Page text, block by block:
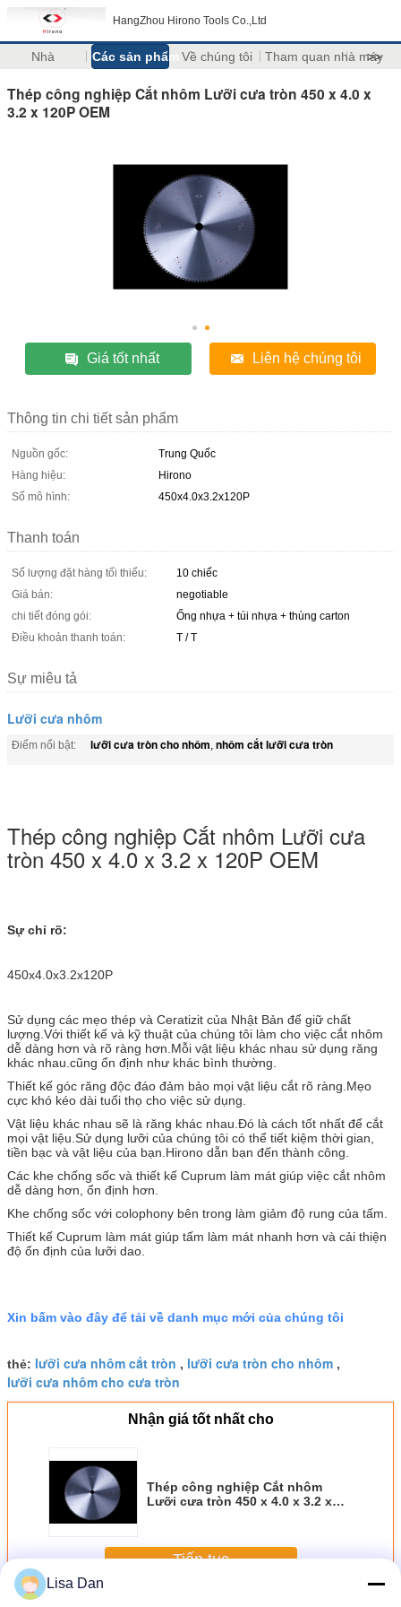
HangZhou Hirono Tools Co.,Ltd
Nhà Các sản phẩm Về chúng tôi Tham quan nhà máy
>>
Thép công nghiệp Cắt nhôm Lưỡi cưa tròn 450 x 4.0 x
3.2 x 120P OEM
Giá tốt nhất Liên hệ chúng tôi
Thông tin chi tiết sản phẩm
Nguồn gốc:
Trung Quốc
Hàng hiệu:
Hirono
Số mô hình:
450x4.0x3.2x120P
Thanh toán
Số lượng đặt hàng tối thiểu:
10 chiếc
Giá bán:
negotiable
chi tiết đóng gói:
Ống nhựa + túi nhựa + thùng carton
Điều khoản thanh toán:
T / T
Sự miêu tả
Lưỡi cưa nhôm
Điểm nổi bật: lưỡi cưa tròn cho nhôm, nhôm cắt lưỡi cưa tròn
Thép công nghiệp Cắt nhôm Lưỡi cưa
tròn 450 x 4.0 x 3.2 x 120P OEM
Sự chỉ rõ:
450x4.0x3.2x120P
Sử dụng các mẹo thép và Ceratizit của Nhật Bản để giữ chất
lượng.Với thiết kế và kỹ thuật của chúng tôi làm cho việc cắt nhôm
dễ dàng hơn và rõ ràng hơn.Mỗi vật liệu khác nhau sử dụng răng
khác nhau.cũng ổn định như khác bình thường.
Thiết kế góc răng độc đáo đảm bảo mọi vật liệu cắt rõ ràng.Mẹo
cực khó kéo dài tuổi thọ cho việc sử dụng.
Vật liệu khác nhau sẽ là răng khác nhau.Đó là cách tốt nhất để cắt
mọi vật liệu.Sử dụng lưỡi của chúng tôi có thể tiết kiệm thời gian,
tiền bạc và vật liệu của bạn.Hirono dẫn bạn đến thành công.
Các khe chống sốc và thiết kế Cuprum làm mát giúp việc cắt nhôm
dễ dàng hơn, ổn định hơn.
Khe chống sốc với colophony bên trong làm giảm độ rung của tấm.
Thiết kế Cuprum làm mát giúp tấm làm mát nhanh hơn và cải thiện
độ ổn định của lưỡi dao.
Xin bấm vào đây để tải về danh mục mới của chúng tôi
thẻ: lưỡi cưa nhôm cắt tròn , lưỡi cưa tròn cho nhôm ,
lưỡi cưa nhôm cho cưa tròn
Nhận giá tốt nhất cho
Thép công nghiệp Cắt nhôm
Lưỡi cưa tròn 450 x 4.0 x 3.2 x
Tiếp tục
Lisa Dan